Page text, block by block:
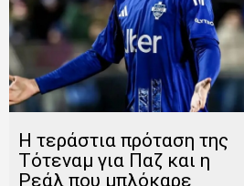
Η τεράστια πρόταση της
Τότεναμ για Παζ και η
Ρεάλ που μπλόκαρε